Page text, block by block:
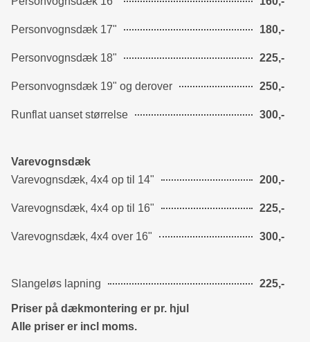
Personvognsdæk 17" 180,-
Personvognsdæk 18" 225,-
Personvognsdæk 19" og derover 250,-
Runflat uanset størrelse 300,-
Varevognsdæk
Varevognsdæk, 4x4 op til 14"
200,-
Varevognsdæk, 4x4 op til 16" 225,-
Varevognsdæk, 4x4 over 16" 300,-
Slangeløs lapning 225,-
Priser på dækmontering er pr. hjul
Alle priser er incl moms.